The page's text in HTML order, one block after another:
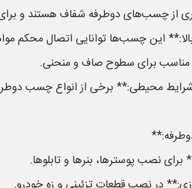
از چسب‌های دوطرفه شفاف هستند و برای
این چسب‌ها توانایی اتصال محکم
برای سطوح صاف و منحنی.
محیطی:** برخی از انواع چسب